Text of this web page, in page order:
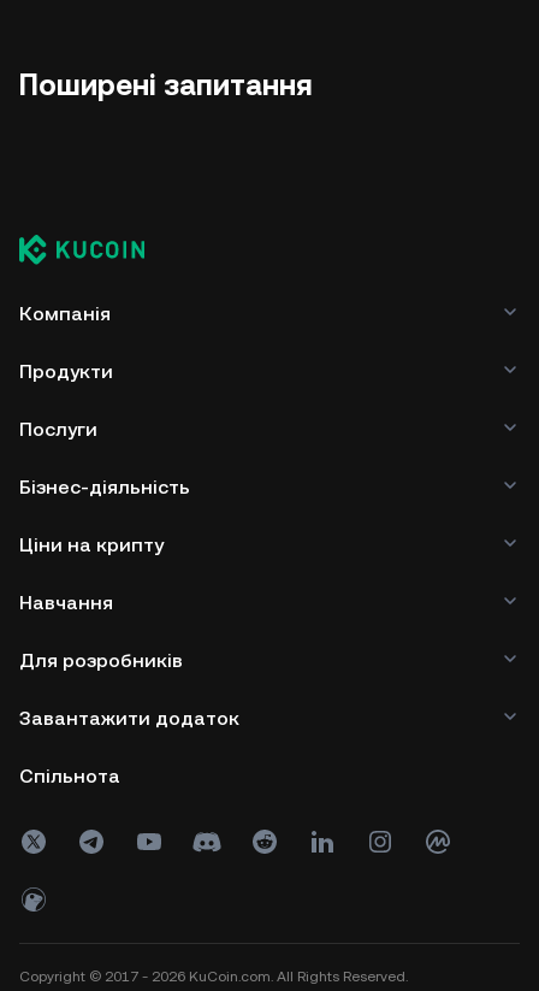
Поширені запитання
Компанія
Продукти
Послуги
Бізнес-діяльність
Ціни на крипту
Навчання
Для розробників
Завантажити додаток
Спільнота
Copyright © 2017 - 2026 KuCoin.com. All Rights Reserved.